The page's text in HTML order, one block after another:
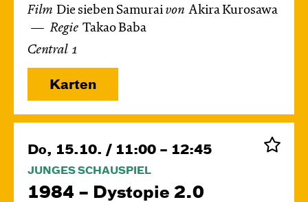
Film Die sieben Samurai von Akira Kurosawa
Regie Takao Baba
Central 1
Karten
Do, 15.10. / 11:00 – 12:45
JUNGES SCHAUSPIEL
1984 – Dystopie 2.0